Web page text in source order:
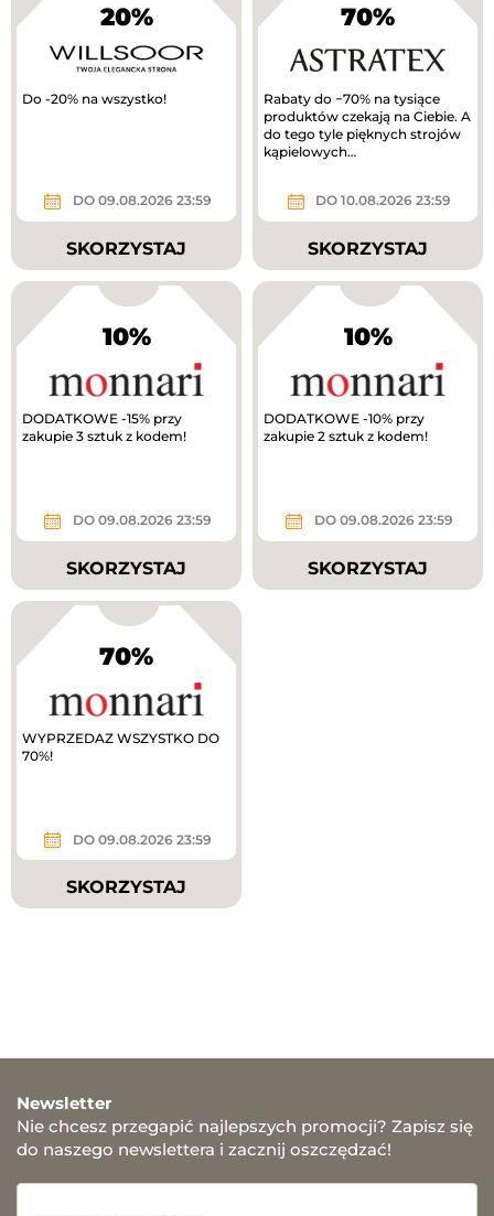
20%
Do -20% na wszystko!
DO 09.08.2026 23:59
SKORZYSTAJ
70%
Rabaty do −70% na tysiące
produktów czekają na Ciebie. A
do tego tyle pięknych strojów
kąpielowych…
DO 10.08.2026 23:59
SKORZYSTAJ
10%
DODATKOWE -15% przy
zakupie 3 sztuk z kodem!
DO 09.08.2026 23:59
SKORZYSTAJ
10%
DODATKOWE -10% przy
zakupie 2 sztuk z kodem!
DO 09.08.2026 23:59
SKORZYSTAJ
70%
WYPRZEDAZ WSZYSTKO DO
70%!
DO 09.08.2026 23:59
SKORZYSTAJ
Newsletter
Nie chcesz przegapić najlepszych promocji? Zapisz się
do naszego newslettera i zacznij oszczędzać!